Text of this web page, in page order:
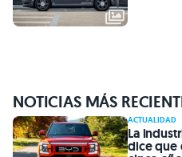
NOTICIAS MÁS
ACTUALIDAD
La
dice que